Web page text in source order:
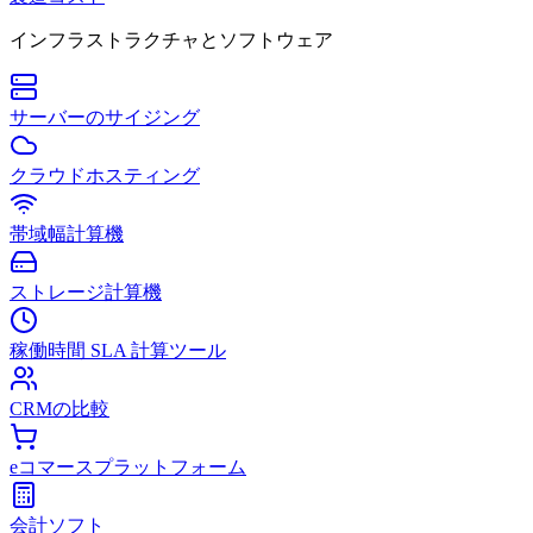
インフラストラクチャとソフトウェア
サーバーのサイジング
クラウドホスティング
帯域幅計算機
ストレージ計算機
稼働時間 SLA 計算ツール
CRMの比較
eコマースプラットフォーム
会計ソフト